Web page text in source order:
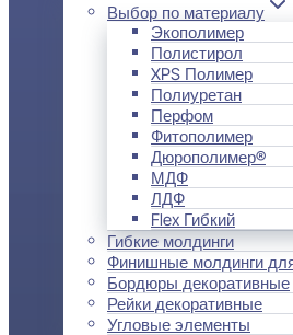
Выбор по материалу
Экополимер
Полистирол
XPS Полимер
Полиуретан
Перфом
Фитополимер
Дюрополимер®
МДФ
ЛДФ
Flex Гибкий
Гибкие молдинги
Финишные молдинги
Бордюры декоративные
Рейки декоративные
Угловые элементы